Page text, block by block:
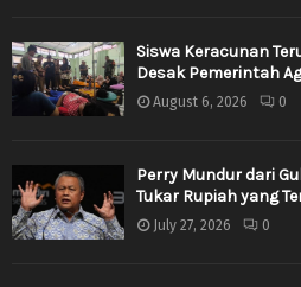
Siswa Keracunan
Desak Pemerintah
August 6, 2026 0
Perry Mundur dari
Tukar Rupiah yang
July 27, 2026 0